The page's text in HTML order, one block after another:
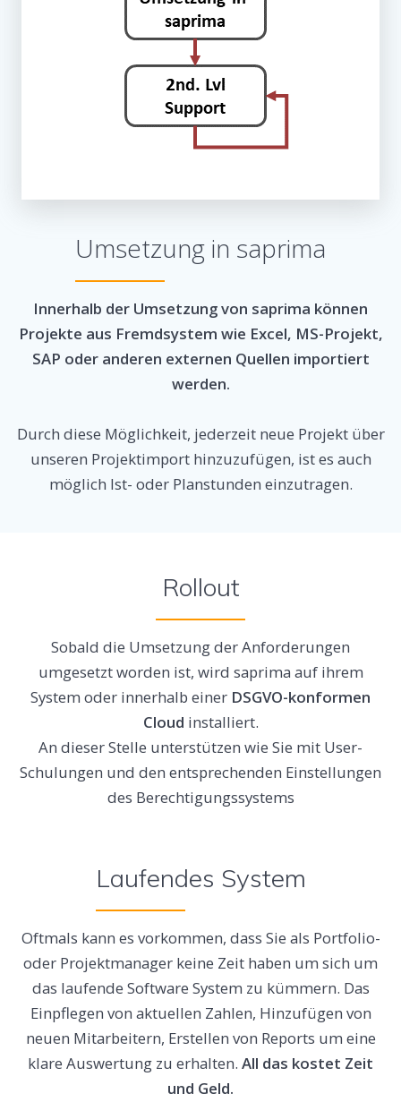
Umsetzung in saprima
Innerhalb der Umsetzung von saprima können
Projekte aus Fremdsystem wie Excel, MS-Projekt,
SAP oder anderen externen Quellen importiert
werden.
Durch diese Möglichkeit, jederzeit neue Projekt über
unseren Projektimport hinzuzufügen, ist es auch
möglich Ist- oder Planstunden einzutragen.
Rollout
Sobald die Umsetzung der Anforderungen
umgesetzt worden ist, wird saprima auf ihrem
System oder innerhalb einer DSGVO-konformen
Cloud installiert.
An dieser Stelle unterstützen wie Sie mit User-
Schulungen und den entsprechenden Einstellungen
des Berechtigungssystems
Laufendes System
Oftmals kann es vorkommen, dass Sie als Portfolio-
oder Projektmanager keine Zeit haben um sich um
das laufende Software System zu kümmern. Das
Einpflegen von aktuellen Zahlen, Hinzufügen von
neuen Mitarbeitern, Erstellen von Reports um eine
klare Auswertung zu erhalten. All das kostet Zeit
und Geld.